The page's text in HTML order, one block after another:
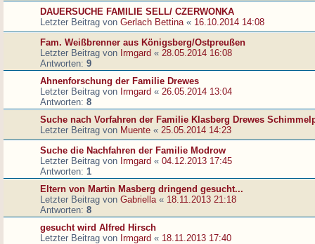
DAUERSUCHE FAMILIE SELL/ CZERWONKA
Letzter Beitrag von Gerlach Bettina « 16.10.2014 14:08
Fam. Weißbrenner aus Königsberg/Ostpreußen
Letzter Beitrag von Irmgard « 28.05.2014 16:08
Antworten: 9
Ahnenforschung der Familie Drewes
Letzter Beitrag von Irmgard « 26.05.2014 13:04
Antworten: 8
Suche nach Vorfahren der Familie Klasberg Drewes
Letzter Beitrag von Muente « 25.05.2014 14:23
Suche die Nachfahren der Familie Modrow
Letzter Beitrag von Irmgard « 04.12.2013 17:45
Antworten: 1
Eltern von Martin Masberg dringend gesucht...
Letzter Beitrag von Gabriella « 18.11.2013 21:18
Antworten: 8
gesucht wird Alfred Hirsch
Letzter Beitrag von Irmgard « 18.11.2013 17:40